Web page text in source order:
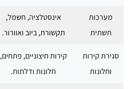
מערכות
תשתית
אינסטלציה, חשמל,
תקשורת, ביוב ואוורור.
סגירת קירות
וחלונות
קירות חיצוניים, פתחים,
חלונות ודלתות.